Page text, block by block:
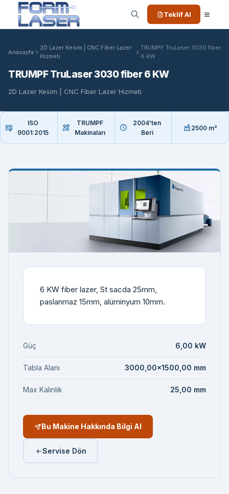
Teklif Al
Anasayfa
2D Lazer Kesim | CNC Fiber Lazer
Hizmeti
TRUMPF TruLaser 3030 fiber
6 KW
TRUMPF TruLaser 3030 fiber 6 KW
2D Lazer Kesim | CNC Fiber Lazer Hizmeti
ISO
9001:2015
TRUMPF
Makinaları
2004'ten
Beri
2500 m²
6 KW fiber lazer, St sacda 25mm,
paslanmaz 15mm, alüminyum 10mm.
Güç 6,00 kW
Tabla Alanı 3000,00×1500,00 mm
Max Kalınlık 25,00 mm
Bu Makine Hakkında Bilgi Al
Servise Dön